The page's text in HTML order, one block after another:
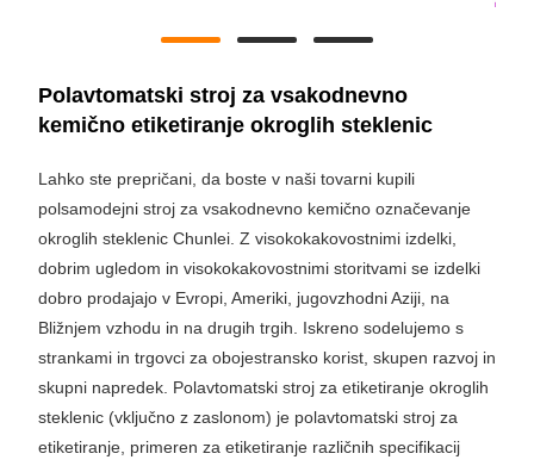
Polavtomatski stroj za vsakodnevno
kemično etiketiranje okroglih steklenic
Lahko ste prepričani, da boste v naši tovarni kupili
polsamodejni stroj za vsakodnevno kemično označevanje
okroglih steklenic Chunlei. Z visokokakovostnimi izdelki,
dobrim ugledom in visokokakovostnimi storitvami se izdelki
dobro prodajajo v Evropi, Ameriki, jugovzhodni Aziji, na
Bližnjem vzhodu in na drugih trgih. Iskreno sodelujemo s
strankami in trgovci za obojestransko korist, skupen razvoj in
skupni napredek. Polavtomatski stroj za etiketiranje okroglih
steklenic (vključno z zaslonom) je polavtomatski stroj za
etiketiranje, primeren za etiketiranje različnih specifikacij